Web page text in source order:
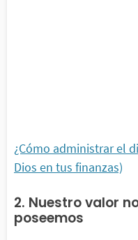
¿Cómo administrar el
Dios en tus finanzas)
2. Nuestro valor
poseemos